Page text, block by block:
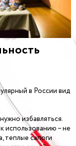
в России вид
избавляться.
использованию – не
теплые сапоги